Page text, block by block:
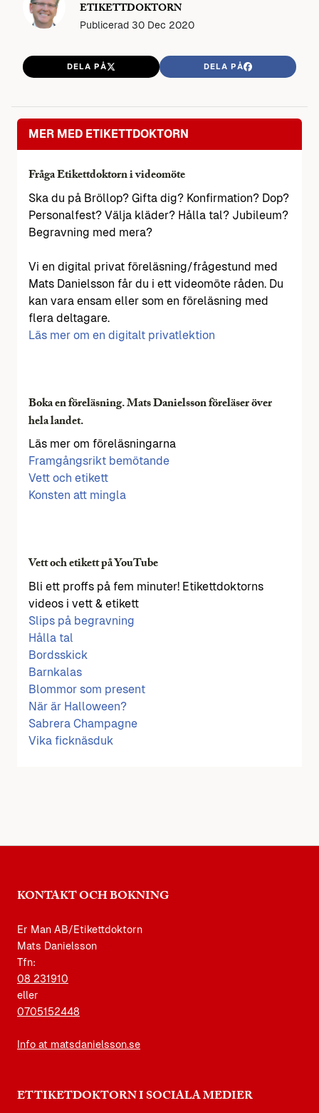
ETIKETTDOKTORN
Publicerad 30 Dec 2020
DELA PÅ DELA PÅ
MER MED ETIKETTDOKTORN
Fråga Etikettdoktorn i videomöte
Ska du på Bröllop? Gifta dig? Konfirmation? Dop?
Personalfest? Välja kläder? Hålla tal? Jubileum?
Begravning med mera?
Vi en digital privat föreläsning/frågestund med
Mats Danielsson får du i ett videomöte råden. Du
kan vara ensam eller som en föreläsning med
flera deltagare.
Läs mer om en digitalt privatlektion
Boka en föreläsning. Mats Danielsson föreläser över
hela landet.
Läs mer om föreläsningarna
Framgångsrikt bemötande
Vett och etikett
Konsten att mingla
Vett och etikett på YouTube
Bli ett proffs på fem minuter! Etikettdoktorns
videos i vett & etikett
Slips på begravning
Hålla tal
Bordsskick
Barnkalas
Blommor som present
När är Halloween?
Sabrera Champagne
Vika ficknäsduk
KONTAKT OCH BOKNING
Er Man AB/Etikettdoktorn
Mats Danielsson
Tfn:
08 231910
eller
0705152448
Info at matsdanielsson.se
ETTIKETDOKTORN I SOCIALA MEDIER